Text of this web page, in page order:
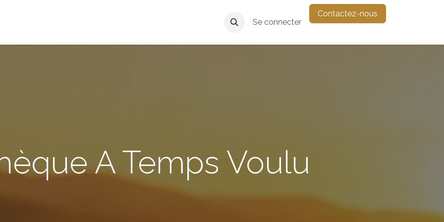
Qui suis-je? Se connecter
Contactez-nous
A Temps Voulu